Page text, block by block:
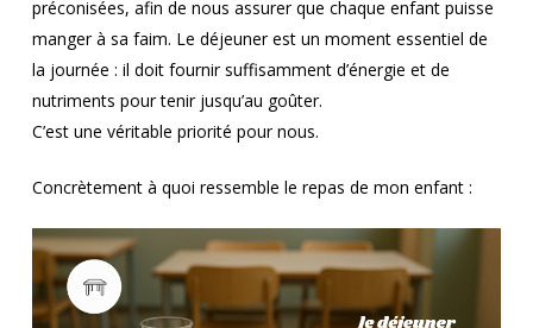
préconisées, afin de nous assurer que chaque enfant puisse
manger à sa faim. Le déjeuner est un moment essentiel de
la journée : il doit fournir suffisamment d’énergie et de
nutriments pour tenir jusqu’au goûter.
C’est une véritable priorité pour nous.
Concrètement à quoi ressemble le repas de mon enfant :